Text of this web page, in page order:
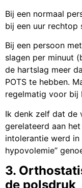
Bij een normaal
bij een uur rechtop
Bij een persoon
slagen per minuut
de hartslag meer
POTS te hebben.
regelmatig voor bij
Ik denk zelf dat de
gerelateerd aan
intolerantie werd
hypovolemie”
3.
de polsdruk